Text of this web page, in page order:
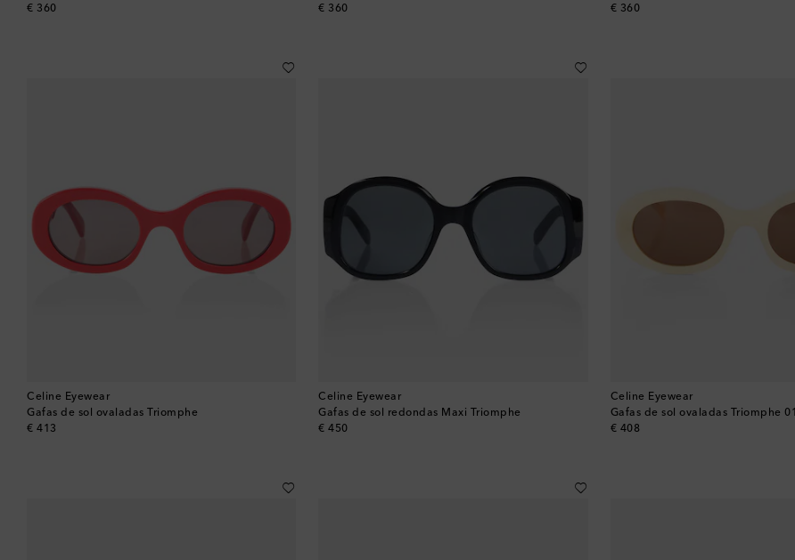
€ 360
original price
€ 360
original price
€ 360
original price
Celine Eyewear
Gafas de sol ovaladas Triomphe
€ 413
original price
Celine Eyewear
Gafas de sol redondas Maxi Triomphe
€ 450
original price
Celine Eyewear
Gafas de sol ovaladas Triomphe 01
€ 408
original price